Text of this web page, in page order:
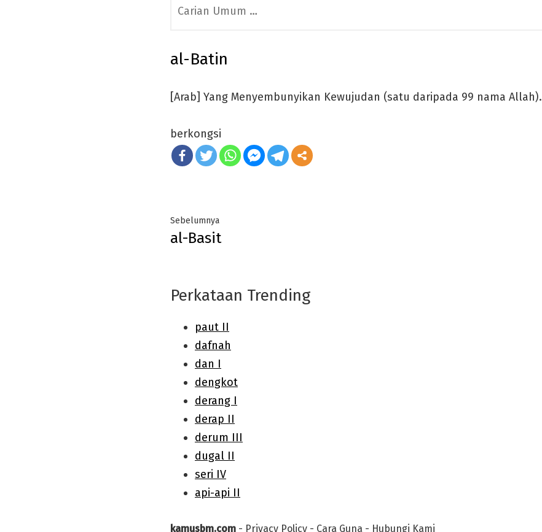
for:
al-Batin
[Arab] Yang Menyembunyikan Kewujudan (satu daripada 99 nama Allah).
berkongsi
Post
navigation
SebelumnyaPrevious
post:
al-Basit
Perkataan Trending
kamusbm.com - Privacy Policy - Cara Guna - Hubungi Kami